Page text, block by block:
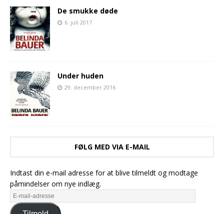
De smukke døde
6. juli 2017
Under huden
29. december 2016
FØLG MED VIA E-MAIL
Indtast din e-mail adresse for at blive tilmeldt og modtage
påmindelser om nye indlæg.